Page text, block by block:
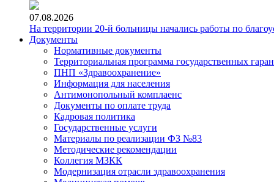
07.08.2026
На территории 20-й больницы начались работы по
Документы
Нормативные документы
Территориальная программа государственных
ПНП «Здравоохранение»
Информация для населения
Антимонопольный комплаенс
Документы по оплате труда
Кадровая политика
Государственные услуги
Материалы по реализации ФЗ №83
Методические рекомендации
Коллегия МЗКК
Модернизация отрасли здравоохранения